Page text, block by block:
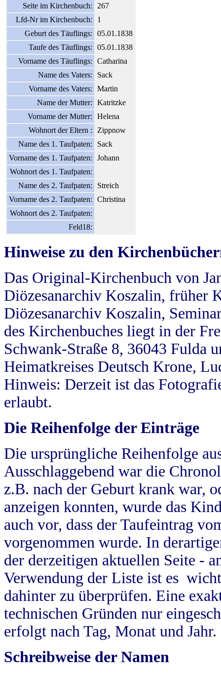
Seite im Kirchenbuch:
267
Lfd-Nr im Kirchenbuch:
1
Geburt des Täuflings:
05.01.1838
Taufe des Täuflings:
05.01.1838
Vorname des Täuflings:
Catharina
Name des Vaters:
Sack
Vorname des Vaters:
Martin
Name der Mutter:
Katritzke
Vorname der Mutter:
Helena
Wohnort der Eltern :
Zippnow
Name des 1. Taufpaten:
Sack
Vorname des 1. Taufpaten:
Johann
Wohnort des 1. Taufpaten:
Name des 2. Taufpaten:
Streich
Vorname des 2. Taufpaten:
Christina
Wohnort des 2. Taufpaten:
Feld18:
Hinweise zu den
Das Original-Kirchenbuch von
Diözesanarchiv Koszalin, früher
Diözesanarchiv Koszalin,
des Kirchenbuches liegt in der
Schwank-Straße 8, 36043 Fulda
Heimatkreises Deutsch Krone,
Hinweis: Derzeit ist das
erlaubt.
Die Reihenfolge der Einträge
Die ursprüngliche Reihenfolge
Ausschlaggebend war die
z.B. nach der Geburt krank war,
anzeigen konnten, wurde das
auch vor, dass der Taufeintrag
vorgenommen wurde. In
der derzeitigen aktuellen Seite -
Verwendung der Liste ist es
dahinter zu überprüfen. Eine
technischen Gründen nur
erfolgt nach Tag, Monat und Jahr.
Schreibweise der Namen